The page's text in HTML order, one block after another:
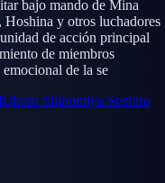
bajo mando de Mina
y otros luchadores
de acción principal
de miembros
de la se
Shinomiya Soshiro